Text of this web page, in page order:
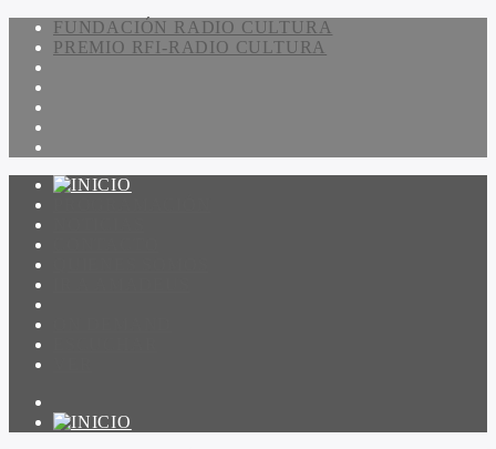
FUNDACIÓN RADIO CULTURA
PREMIO RFI-RADIO CULTURA